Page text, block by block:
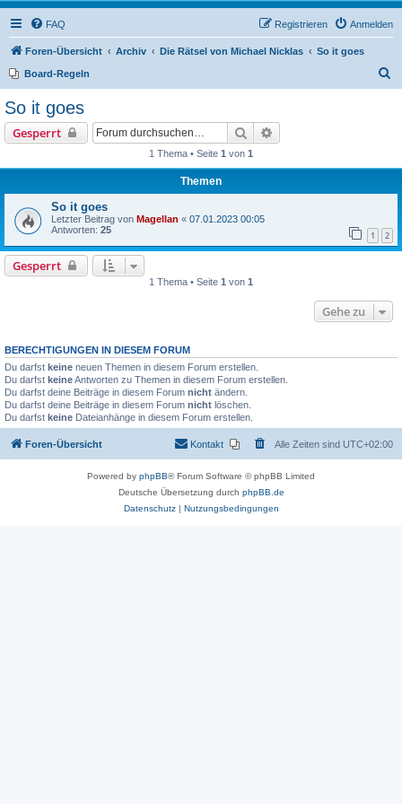
FAQ Anmelden
Registrieren
Foren-Übersicht Archiv Die Rätsel von Michael Nicklas So it goes
Board-Regeln
So it goes
Gesperrt Suche
1 Thema • Seite 1 von 1
Themen
So it goes
Letzter Beitrag von Magellan « 07.01.2023 00:05
Antworten: 25 1 2
Gesperrt
1 Thema • Seite 1 von 1
Gehe zu
BERECHTIGUNGEN IN DIESEM FORUM
Du darfst keine neuen Themen in diesem Forum erstellen.
Du darfst keineAntworten zu Themen in diesem Forum erstellen.
Du darfst deine Beiträge in diesem Forum nicht ändern.
Du darfst deine Beiträge in diesem Forum nicht löschen.
Du darfst keine Dateianhänge in diesem Forum erstellen.
Foren-Übersicht Alle Zeiten sind UTC+02:00
Kontakt
Powered by phpBB® Forum Software © phpBB Limited
Deutsche Übersetzung durch phpBB.de
Datenschutz| Nutzungsbedingungen